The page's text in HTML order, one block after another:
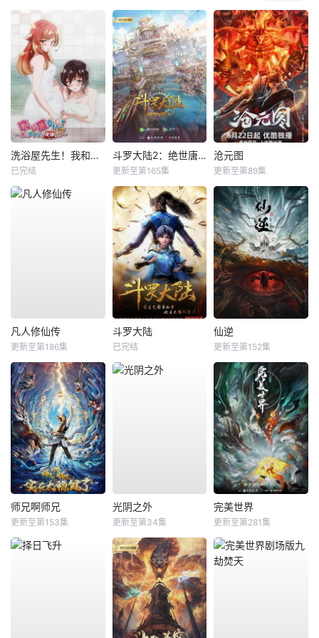
洗浴屋先生！我和那家伙在女浴池！？
已完结
斗罗大陆2：绝世唐门
更新至第165集
沧元图
更新至第89集
凡人修仙传
更新至第186集
斗罗大陆
已完结
仙逆
更新至第152集
师兄啊师兄
更新至第153集
光阴之外
更新至第34集
完美世界
更新至第281集